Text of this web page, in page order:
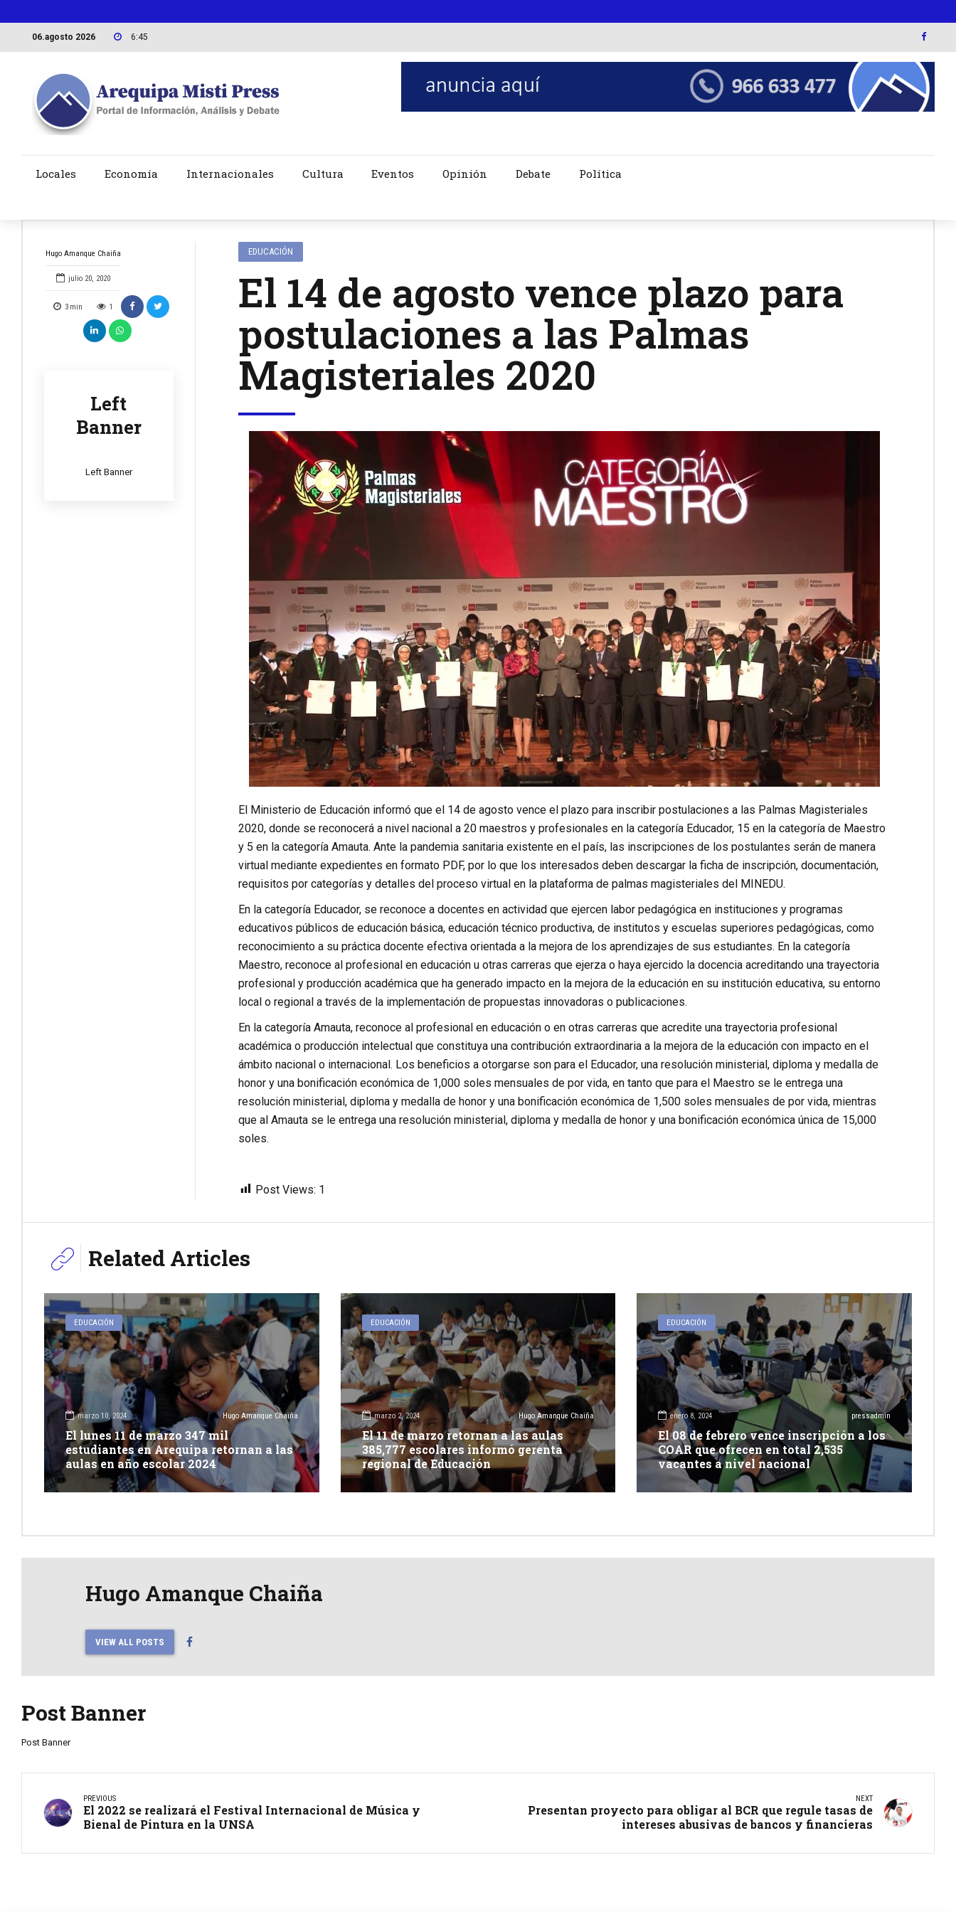
06.agosto 2026 6:45
Locales Economía Internacionales Cultura Eventos Opinión Debate Política
Hugo Amanque Chaiña
julio 20, 2020
3 min 1
Left
Banner
Left Banner
EDUCACIÓN
El 14 de agosto vence plazo para
postulaciones a las Palmas
Magisteriales 2020
El Ministerio de Educación informó que el 14 de agosto vence el plazo para inscribir postulaciones a las Palmas Magisteriales
2020, donde se reconocerá a nivel nacional a 20 maestros y profesionales en la categoría Educador, 15 en la categoría de Maestro
y 5 en la categoría Amauta. Ante la pandemia sanitaria existente en el país, las inscripciones de los postulantes serán de manera
virtual mediante expedientes en formato PDF, por lo que los interesados deben descargar la ficha de inscripción, documentación,
requisitos por categorías y detalles del proceso virtual en la plataforma de palmas magisteriales del MINEDU.
En la categoría Educador, se reconoce a docentes en actividad que ejercen labor pedagógica en instituciones y programas
educativos públicos de educación básica, educación técnico productiva, de institutos y escuelas superiores pedagógicas, como
reconocimiento a su práctica docente efectiva orientada a la mejora de los aprendizajes de sus estudiantes. En la categoría
Maestro, reconoce al profesional en educación u otras carreras que ejerza o haya ejercido la docencia acreditando una trayectoria
profesional y producción académica que ha generado impacto en la mejora de la educación en su institución educativa, su entorno
local o regional a través de la implementación de propuestas innovadoras o publicaciones.
En la categoría Amauta, reconoce al profesional en educación o en otras carreras que acredite una trayectoria profesional
académica o producción intelectual que constituya una contribución extraordinaria a la mejora de la educación con impacto en el
ámbito nacional o internacional. Los beneficios a otorgarse son para el Educador, una resolución ministerial, diploma y medalla de
honor y una bonificación económica de 1,000 soles mensuales de por vida, en tanto que para el Maestro se le entrega una
resolución ministerial, diploma y medalla de honor y una bonificación económica de 1,500 soles mensuales de por vida, mientras
que al Amauta se le entrega una resolución ministerial, diploma y medalla de honor y una bonificación económica única de 15,000
soles.
Post Views: 1
Related Articles
EDUCACIÓN
marzo 10, 2024 Hugo Amanque Chaiña
El lunes 11 de marzo 347 mil
estudiantes en Arequipa retornan a las
aulas en año escolar 2024
EDUCACIÓN
marzo 2, 2024 Hugo Amanque Chaiña
El 11 de marzo retornan a las aulas
385,777 escolares informó gerenta
regional de Educación
EDUCACIÓN
enero 8, 2024 pressadmin
El 08 de febrero vence inscripción a los
COAR que ofrecen en total 2,535
vacantes a nivel nacional
Hugo Amanque Chaiña
VIEW ALL POSTS
Post Banner
Post Banner
PREVIOUS
El 2022 se realizará el Festival Internacional de Música y
Bienal de Pintura en la UNSA
NEXT
Presentan proyecto para obligar al BCR que regule tasas de
intereses abusivas de bancos y financieras